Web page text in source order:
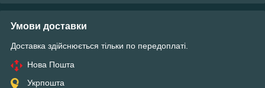
Умови доставки
Доставка здійснюється тільки по передоплаті.
Нова Пошта
Укрпошта